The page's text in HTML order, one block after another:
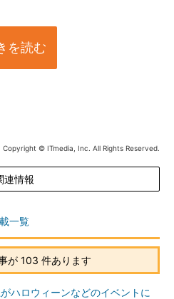
を読む
Copyright © ITmedia, Inc. All Rights Reserved.
連情報
一覧
が 103 件あります
ハロウィーンなどのイベントに